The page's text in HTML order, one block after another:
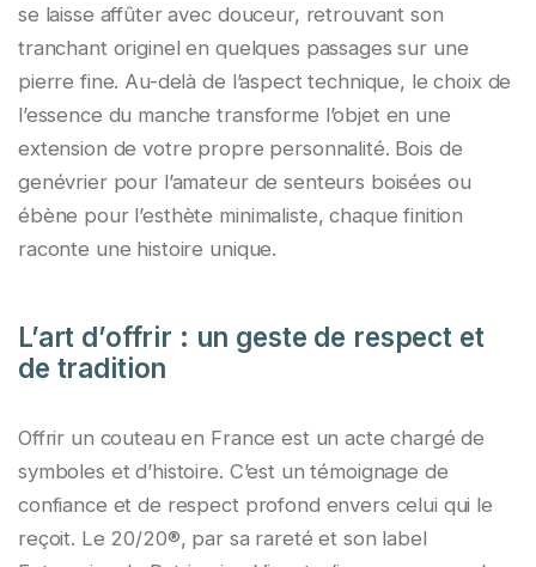
se laisse affûter avec douceur, retrouvant son
tranchant originel en quelques passages sur une
pierre fine. Au-delà de l’aspect technique, le choix de
l’essence du manche transforme l’objet en une
extension de votre propre personnalité. Bois de
genévrier pour l’amateur de senteurs boisées ou
ébène pour l’esthète minimaliste, chaque finition
raconte une histoire unique.
L’art d’offrir : un geste de respect et
de tradition
Offrir un couteau en France est un acte chargé de
symboles et d’histoire. C’est un témoignage de
confiance et de respect profond envers celui qui le
reçoit. Le 20/20®, par sa rareté et son label